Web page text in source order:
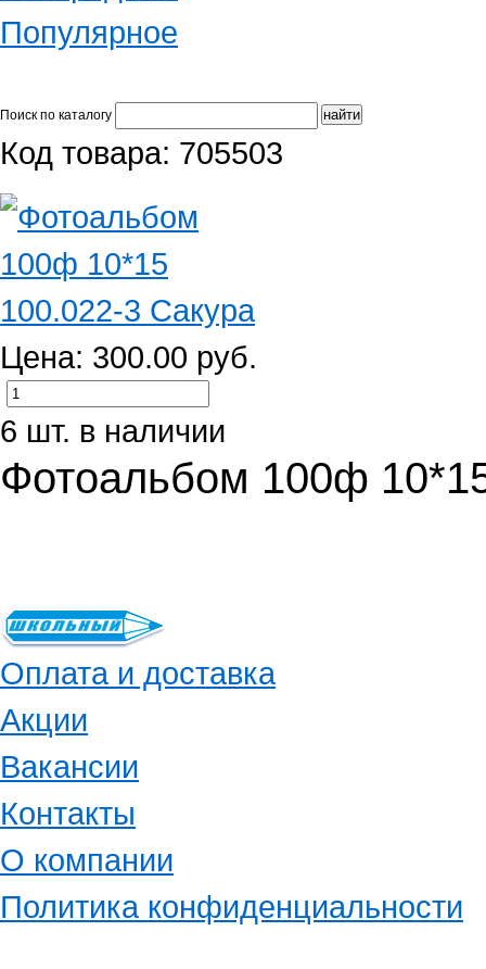
Популярное
Поиск по каталогу
Код товара: 705503
Цена: 300.00 руб.
6 шт. в наличии
Фотоальбом 100ф
Оплата и доставка
Акции
Вакансии
Контакты
О компании
Политика конфиденциальности